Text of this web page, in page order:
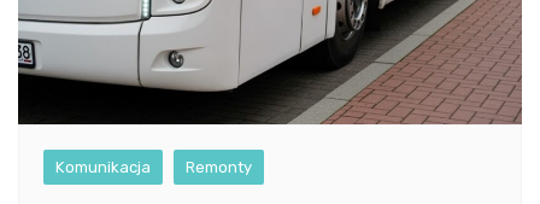
Komunikacja Remonty